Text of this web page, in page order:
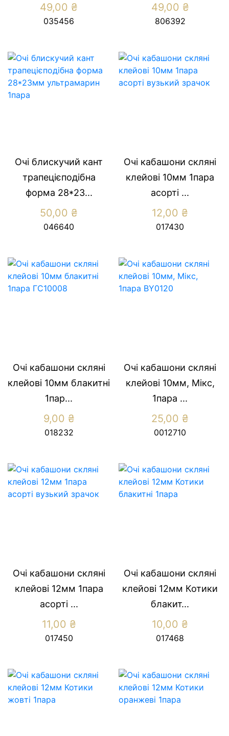
49,00 ₴
035456
49,00 ₴
806392
Очі блискучий кант
трапецієподібна
форма 28*23...
50,00 ₴
046640
Очі кабашони скляні
клейові 10мм 1пара
асорті ...
12,00 ₴
017430
Очі кабашони скляні
клейові 10мм блакитні
1пар...
9,00 ₴
018232
Очі кабашони скляні
клейові 10мм, Мікс,
1пара ...
25,00 ₴
0012710
Очі кабашони скляні
клейові 12мм 1пара
асорті ...
11,00 ₴
017450
Очі кабашони скляні
клейові 12мм Котики
блакит...
10,00 ₴
017468